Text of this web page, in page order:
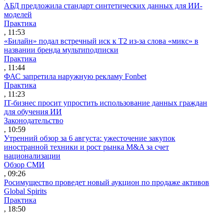
АБД предложила стандарт синтетических данных для ИИ-
моделей
Практика
, 11:53
«Билайн» подал встречный иск к Т2 из-за слова «микс» в
названии бренда мультиподписки
Практика
, 11:44
ФАС запретила наружную рекламу Fonbet
Практика
, 11:23
IT-бизнес просит упростить использование данных граждан
для обучения ИИ
Законодательство
, 10:59
Утренний обзор за 6 августа: ужесточение закупок
иностранной техники и рост рынка M&A за счет
национализации
Обзор СМИ
, 09:26
Росимущество проведет новый аукцион по продаже активов
Global Spirits
Практика
, 18:50